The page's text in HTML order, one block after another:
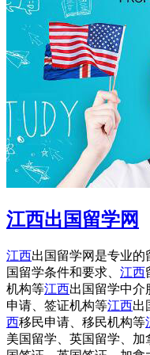
江西出国留学网
江西出国留学网是专业
国留学条件和要求、 江西
机构等江西出国留学中介
申请、签证机构等江西出
西移民申请、移民机构等
美国留学、英国留学、